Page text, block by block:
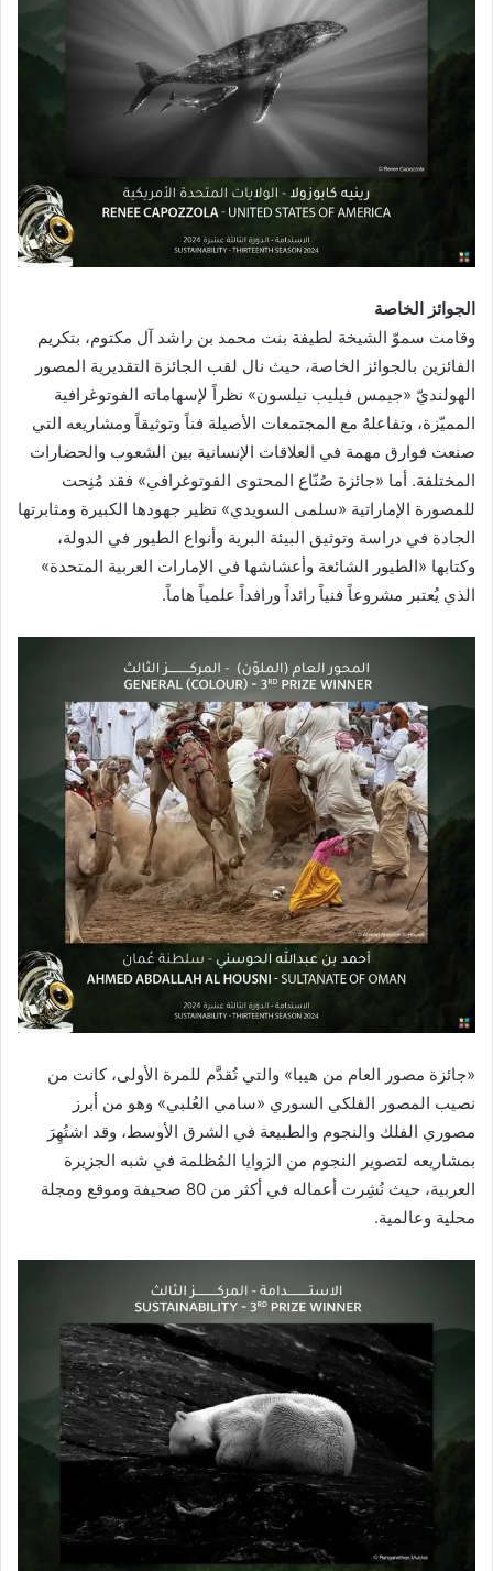
الجوائز الخاصة
وقامت سموّ الشيخة لطيفة بنت محمد بن راشد آل مكتوم، بتكريم
الفائزين بالجوائز الخاصة، حيث نال لقب الجائزة التقديرية المصور
الهولنديّ «جيمس فيليب نيلسون» نظراً لإسهاماته الفوتوغرافية
المميّزة، وتفاعلهُ مع المجتمعات الأصيلة فناً وتوثيقاً ومشاريعه التي
صنعت فوارق مهمة في العلاقات الإنسانية بين الشعوب والحضارات
المختلفة. أما «جائزة صُنّاع المحتوى الفوتوغرافي» فقد مُنِحت
للمصورة الإماراتية «سلمى السويدي» نظير جهودها الكبيرة ومثابرتها
الجادة في دراسة وتوثيق البيئة البرية وأنواع الطيور في الدولة،
وكتابها «الطيور الشائعة وأعشاشها في الإمارات العربية المتحدة»
الذي يُعتبر مشروعاً فنياً رائداً ورافداً علمياً هاماً.
«جائزة مصور العام من هيبا» والتي تُقدَّم للمرة الأولى، كانت من
نصيب المصور الفلكي السوري «سامي العُلبي» وهو من أبرز
مصوري الفلك والنجوم والطبيعة في الشرق الأوسط، وقد اشتُهِرَ
بمشاريعه لتصوير النجوم من الزوايا المُظلمة في شبه الجزيرة
العربية، حيث نُشِرت أعماله في أكثر من 80 صحيفة وموقع ومجلة
محلية وعالمية.